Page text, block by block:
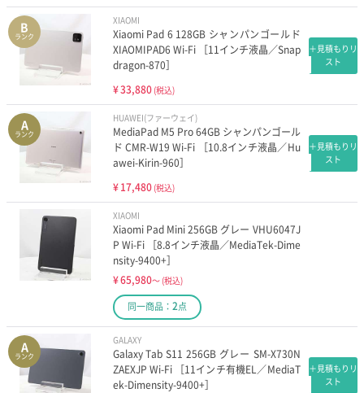
B
ランク
XIAOMI
Xiaomi Pad 6 128GB シャンパンゴールド
XIAOMIPAD6 Wi-Fi ［11インチ液晶／Snap
dragon-870］
¥33,880 (税込)
＋見積もりリ
スト
A
ランク
HUAWEI(ファーウェイ)
MediaPad M5 Pro 64GB シャンパンゴール
ド CMR-W19 Wi-Fi ［10.8インチ液晶／Hu
awei-Kirin-960］
¥17,480 (税込)
＋見積もりリ
スト
XIAOMI
Xiaomi Pad Mini 256GB グレー VHU6047J
P Wi-Fi ［8.8インチ液晶／MediaTek-Dime
nsity-9400+］
¥65,980～ (税込)
同一商品： 2点
A
ランク
GALAXY
Galaxy Tab S11 256GB グレー SM-X730N
ZAEXJP Wi-Fi ［11インチ有機EL／MediaT
ek-Dimensity-9400+］
＋見積もりリ
スト